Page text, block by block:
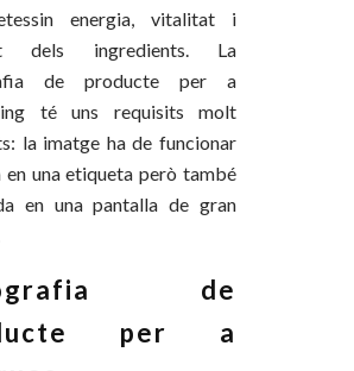
energia, vitalitat i
dels ingredients. La
de producte per a
té uns requisits molt
la imatge ha de funcionar
en una etiqueta però també
en una pantalla de gran
de
per a